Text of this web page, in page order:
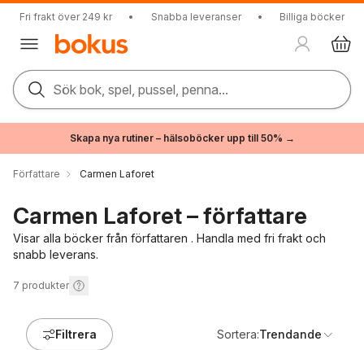
Fri frakt över 249 kr • Snabba leveranser • Billiga böcker
Sök bok, spel, pussel, penna...
Skapa nya rutiner – hälsoböcker upp till 50% →
Författare Carmen Laforet
Carmen Laforet – författare
Visar alla böcker från författaren . Handla med fri frakt och
snabb leverans.
7 produkter
Filtrera Sortera:Trendande